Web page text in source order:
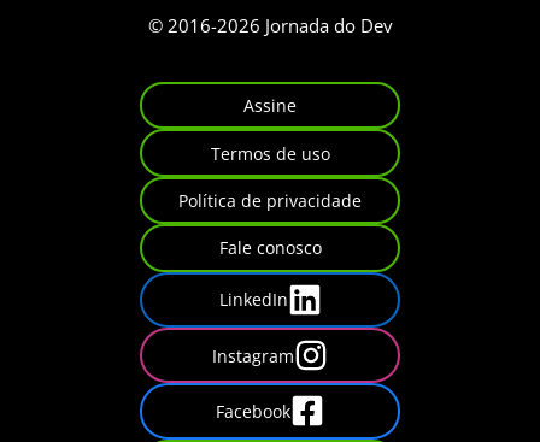
© 2016-2026 Jornada do Dev
Assine
Termos de uso
Política de privacidade
Fale conosco
LinkedIn
Instagram
Facebook